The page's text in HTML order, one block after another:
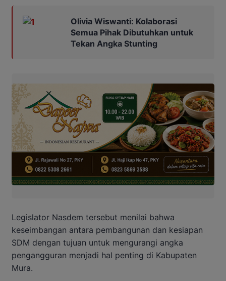
Olivia Wiswanti: Kolaborasi
Semua Pihak Dibutuhkan untuk
Tekan Angka Stunting
Legislator Nasdem tersebut menilai bahwa
keseimbangan antara pembangunan dan kesiapan
SDM dengan tujuan untuk mengurangi angka
pengangguran menjadi hal penting di Kabupaten
Mura.